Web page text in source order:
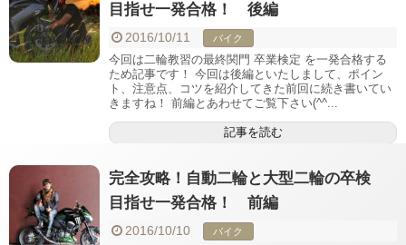
目指せ一発合格！ 後編
2016/10/11 バイク
今回は二輪教習の最終関門 卒業検定 を一発合格する
ため記事です！ 今回は後編といたしまして、ポイン
ト、注意点、コツを紹介してきた前回に続き書いてい
きますね！ 前編とあわせてご覧下さい(^^...
記事を読む
完全攻略！自動二輪と大型二輪の卒検
目指せ一発合格！ 前編
2016/10/10 バイク